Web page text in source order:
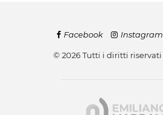
Facebook Instagram
© 2026 Tutti i diritti riservati